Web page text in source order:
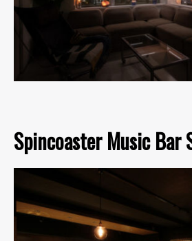
Spincoaster Music Bar